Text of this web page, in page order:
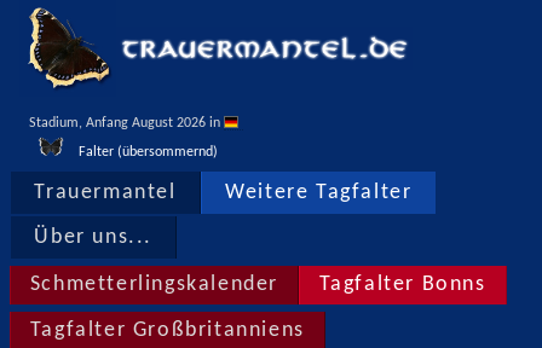
Stadium, Anfang August 2026 in
Falter (übersommernd)
Trauermantel Weitere Tagfalter
Über uns...
Schmetterlingskalender Tagfalter Bonns
Tagfalter Großbritanniens